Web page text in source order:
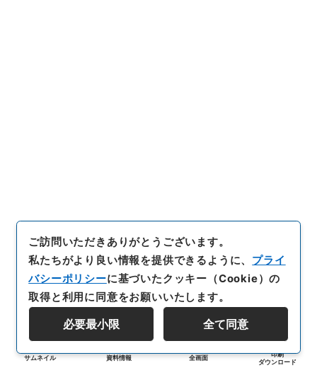
サムネイル 資料情報 全画面
印刷
ダウンロード
ご訪問いただきありがとうございます。
私たちがより良い情報を提供できるように、 プライ
バシーポリシーに基づいたクッキー（Cookie）の
取得と利用に同意をお願いいたします。
必要最小限 全て同意